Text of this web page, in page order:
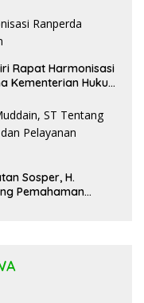
Rapat Harmonisasi
Kementerian Hukum
Sosper, H.
Pemahaman